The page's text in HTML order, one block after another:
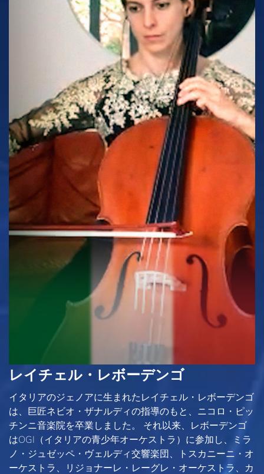
レイチェル・レボーデンゴ
イタリアのジェノアに生まれたレイチェル・レボーデンゴ
は、巨匠ネビオ・ザナルディの指導のもと、ニコロ・ピッ
チンニ音楽院を卒業しました。 それ以来、レボーデンゴ
はOGI（イタリアの青少年オーケストラ）に参加し、ミラ
ノ・ジュゼッペ・ヴェルディ交響楽団、トスカニーニ・オ
ーケストラ、リジョナーレ・レーグレ・オーケストラ、カ